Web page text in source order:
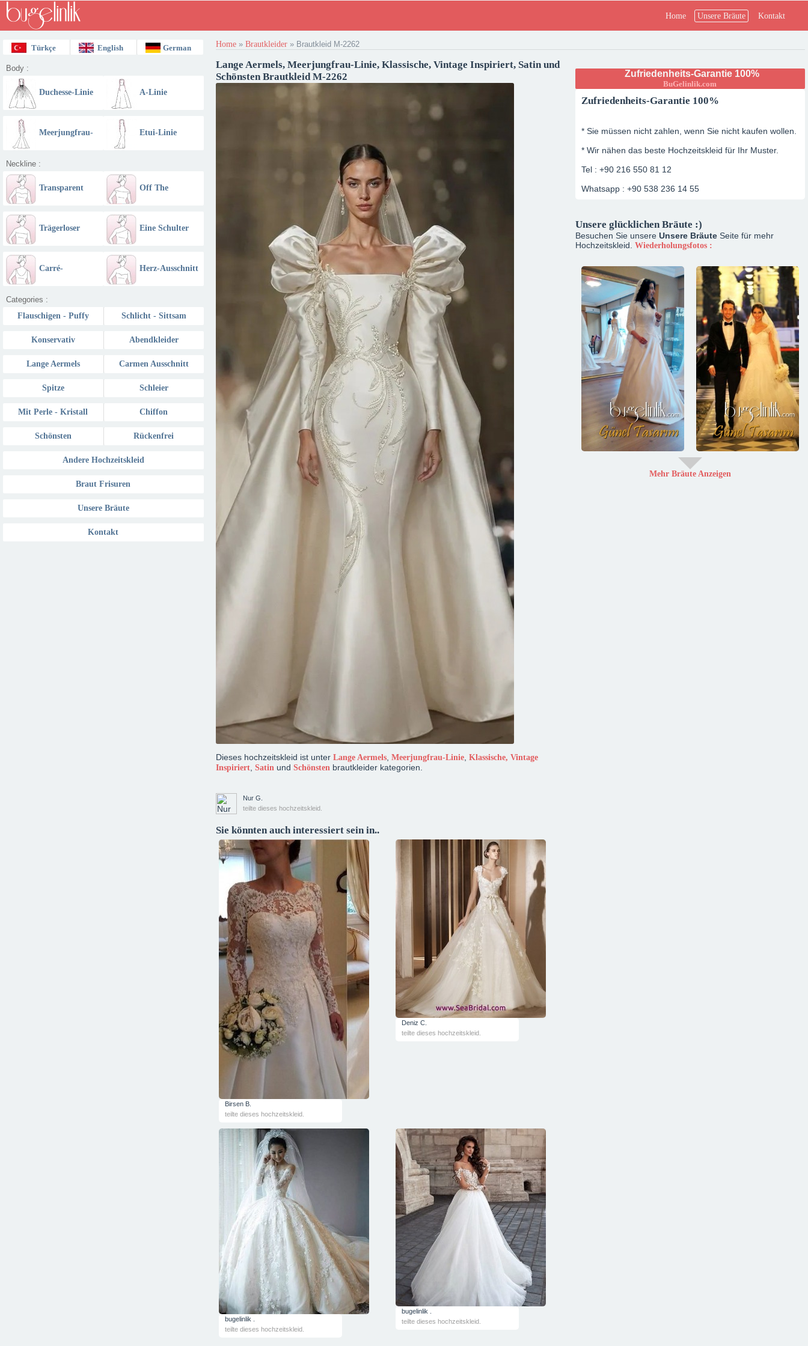
Home Unsere Bräute Kontakt
Türkçe English German
Body :
Duchesse-Linie A-Linie
Meerjungfrau- Etui-Linie
Neckline :
Transparent Off The
Boot Ausschnitt
Trägerloser Eine Schulter
Carré- Herz-Ausschnitt
Categories :
Flauschigen - Puffy
Schlicht - Sittsam
Konservativ Abendkleider
Lange Aermels Carmen Ausschnitt
Spitze Schleier
Mit Perle - Kristall Chiffon
Schönsten Rückenfrei
Andere Hochzeitskleid
Braut Frisuren
Unsere Bräute
Kontakt
Home» Brautkleider» Brautkleid M-2262
Lange Aermels, Meerjungfrau-Linie, Klassische, Vintage Inspiriert, Satin und
Schönsten Brautkleid M-2262
Dieses hochzeitskleid ist unter Lange Aermels, Meerjungfrau-Linie, Klassische, Vintage
Inspiriert, Satin und Schönsten brautkleider kategorien.
Nur G.
teilte dieses hochzeitskleid.
Sie könnten auch interessiert sein in..
Birsen B.
teilte dieses hochzeitskleid.
Deniz C.
teilte dieses hochzeitskleid.
bugelinlik .
teilte dieses hochzeitskleid.
bugelinlik .
teilte dieses hochzeitskleid.
Zufriedenheits-Garantie 100%
BuGelinlik.com
Zufriedenheits-Garantie 100%
* Sie müssen nicht zahlen, wenn Sie nicht kaufen wollen.
* Wir nähen das beste Hochzeitskleid für Ihr Muster.
Tel : +90 216 550 81 12
Whatsapp : +90 538 236 14 55
Unsere glücklichen Bräute :)
Besuchen Sie unsere Unsere BräuteSeite für mehr
Hochzeitskleid. Wiederholungsfotos :
Mehr Bräute Anzeigen